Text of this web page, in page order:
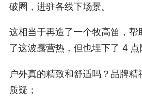
破圈，进驻各线下场景。
这相当于再造了一个牧高笛，帮
了这波露营热，但也埋下了 4 点
户外真的精致和舒适吗？品牌精
质疑；